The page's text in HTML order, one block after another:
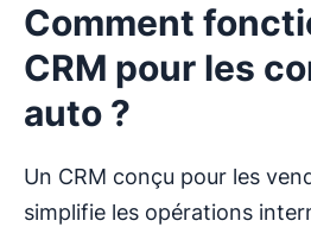
Comment
CRM pour les
auto ?
Un CRM conçu pour les
simplifie les opérations